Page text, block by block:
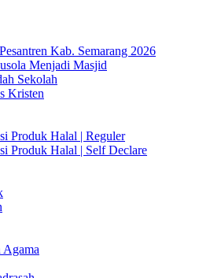
Kab. Semarang 2026
Menjadi Masjid
Sekolah
Kristen
Produk Halal | Reguler
Produk Halal | Self Declare